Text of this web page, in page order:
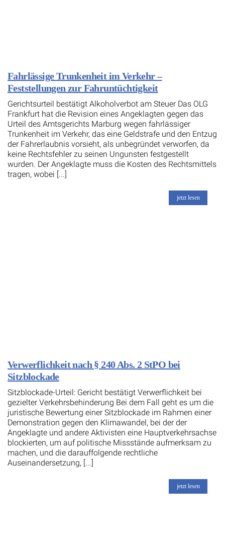
Fahrlässige Trunkenheit im Verkehr –
Feststellungen zur Fahruntüchtigkeit
Gerichtsurteil bestätigt Alkoholverbot am Steuer Das OLG
Frankfurt hat die Revision eines Angeklagten gegen das
Urteil des Amtsgerichts Marburg wegen fahrlässiger
Trunkenheit im Verkehr, das eine Geldstrafe und den Entzug
der Fahrerlaubnis vorsieht, als unbegründet verworfen, da
keine Rechtsfehler zu seinen Ungunsten festgestellt
wurden. Der Angeklagte muss die Kosten des Rechtsmittels
tragen, wobei [...]
jetzt lesen
Verwerflichkeit nach § 240 Abs. 2 StPO bei
Sitzblockade
Sitzblockade-Urteil: Gericht bestätigt Verwerflichkeit bei
gezielter Verkehrsbehinderung Bei dem Fall geht es um die
juristische Bewertung einer Sitzblockade im Rahmen einer
Demonstration gegen den Klimawandel, bei der der
Angeklagte und andere Aktivisten eine Hauptverkehrsachse
blockierten, um auf politische Missstände aufmerksam zu
machen, und die darauffolgende rechtliche
Auseinandersetzung, [...]
jetzt lesen